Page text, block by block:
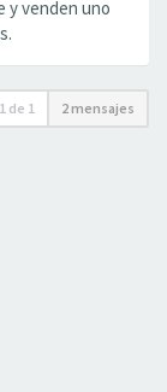
y venden uno
1 de 1 2 mensajes